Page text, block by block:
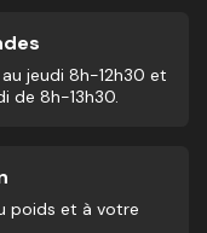
jeudi 8h-12h30 et
de 8h-13h30.
poids et à votre